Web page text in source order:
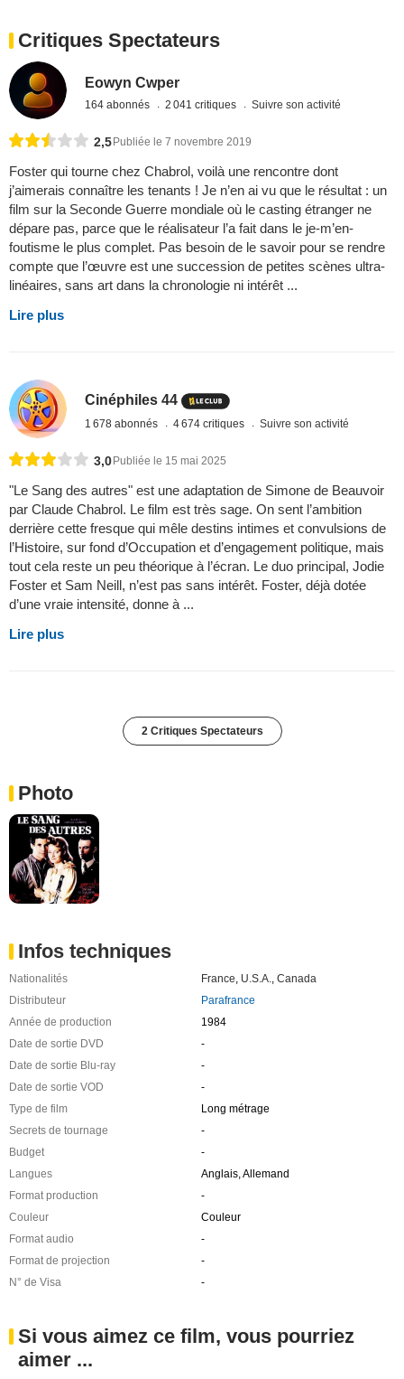
Critiques Spectateurs
Eowyn Cwper
164 abonnés 2 041 critiques Suivre son activité
2,5 Publiée le 7 novembre 2019
Foster qui tourne chez Chabrol, voilà une rencontre dont
j’aimerais connaître les tenants ! Je n’en ai vu que le résultat : un
film sur la Seconde Guerre mondiale où le casting étranger ne
dépare pas, parce que le réalisateur l’a fait dans le je-m’en-
foutisme le plus complet. Pas besoin de le savoir pour se rendre
compte que l’œuvre est une succession de petites scènes ultra-
linéaires, sans art dans la chronologie ni intérêt ...
Lire plus
Cinéphiles 44
1 678 abonnés 4 674 critiques Suivre son activité
3,0Publiée le 15 mai 2025
"Le Sang des autres" est une adaptation de Simone de Beauvoir
par Claude Chabrol. Le film est très sage. On sent l’ambition
derrière cette fresque qui mêle destins intimes et convulsions de
l’Histoire, sur fond d’Occupation et d’engagement politique, mais
tout cela reste un peu théorique à l’écran. Le duo principal, Jodie
Foster et Sam Neill, n’est pas sans intérêt. Foster, déjà dotée
d’une vraie intensité, donne à ...
Lire plus
2 Critiques Spectateurs
Photo
Infos techniques
Nationalités France, U.S.A., Canada
Distributeur
Parafrance
Année de production
1984
Date de sortie DVD
-
Date de sortie Blu-ray
-
Date de sortie VOD
-
Type de film
Long métrage
Secrets de tournage
-
Budget
-
Langues
Anglais, Allemand
Format production
-
Couleur
Couleur
Format audio
-
Format de projection
-
N° de Visa
-
Si vous aimez ce film, vous pourriez
aimer ...